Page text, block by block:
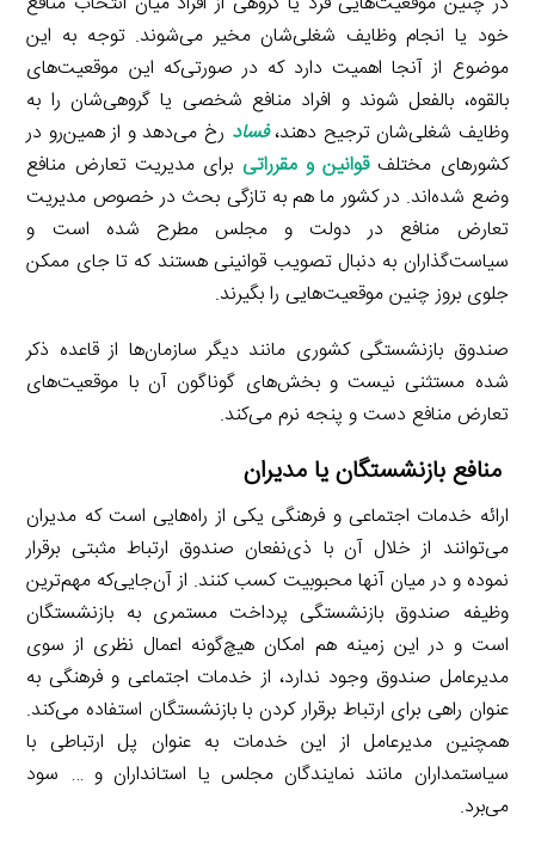
خود یا انجام وظایف شغلی‌شان مخیر می‌شوند. توجه به این
موضوع از آنجا اهمیت دارد که در صورتی‌که این موقعیت‌های
بالقوه، بالفعل شوند و افراد منافع شخصی یا گروهی‌شان را به
وظایف شغلی‌شان ترجیح دهند،فساد رخ می‌دهد و از همین‌رو در
کشورهای مختلف قوانین و مقرراتی برای مدیریت تعارض منافع
وضع شده‌اند. در کشور ما هم به تازگی بحث در خصوص مدیریت
تعارض منافع در دولت و مجلس مطرح شده است و
سیاست‌گذاران به دنبال تصویب قوانینی هستند که تا جای ممکن
جلوی بروز چنین موقعیت‌هایی را بگیرند.
صندوق بازنشستگی کشوری مانند دیگر سازمان‌ها از قاعده ذکر
شده مستثنی نیست و بخش‌های گوناگون آن با موقعیت‌های
تعارض منافع دست و پنجه نرم می‌کند.
منافع بازنشستگان یا مدیران
ارائه خدمات اجتماعی و فرهنگی یکی از راه‌هایی است که مدیران
می‌توانند از خلال آن با ذی‌نفعان صندوق ارتباط مثبتی برقرار
نموده و در میان آنها محبوبیت کسب کنند. از آن‌جایی‌که مهم‌ترین
وظیفه صندوق بازنشستگی پرداخت مستمری به بازنشستگان
است و در این زمینه هم امکان هیچ‌گونه اعمال نظری از سوی
مدیرعامل صندوق وجود ندارد، از خدمات اجتماعی و فرهنگی به
عنوان راهی برای ارتباط برقرار کردن با بازنشستگان استفاده می‌کند.
همچنین مدیرعامل از این خدمات به عنوان پل ارتباطی با
سیاستمداران مانند نمایندگان مجلس یا استانداران و … سود
می‌برد.